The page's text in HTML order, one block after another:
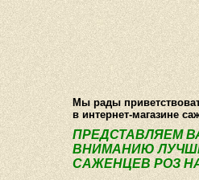
О компании Как купить
Мы рады
в интернет-магазине
ПРЕДСТАВЛЯЕМ
ВНИМАНИЮ
САЖЕНЦЕВ РОЗ